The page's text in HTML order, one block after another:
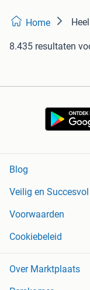
Home
8.435 resultaten
Blog
Veilig en Succesvol
Voorwaarden
Cookiebeleid
Over Marktplaats